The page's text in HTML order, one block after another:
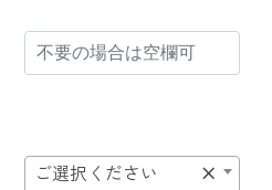
×
ご選択ください